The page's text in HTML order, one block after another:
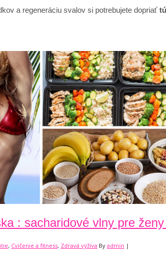
a regeneráciu svalov si potrebujete dopriať
: sacharidové vlny pre
, Cvičenie a fitness, Zdravá výživa By admin |